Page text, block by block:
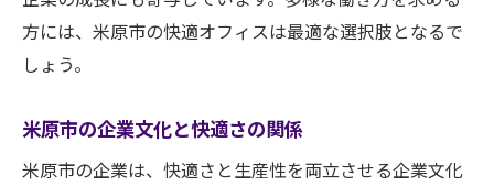
方には、米原市の快適オフィスは最適な選択肢となるで
しょう。
米原市の企業文化と快適さの関係
米原市の企業は、快適さと生産性を両立させる企業文化